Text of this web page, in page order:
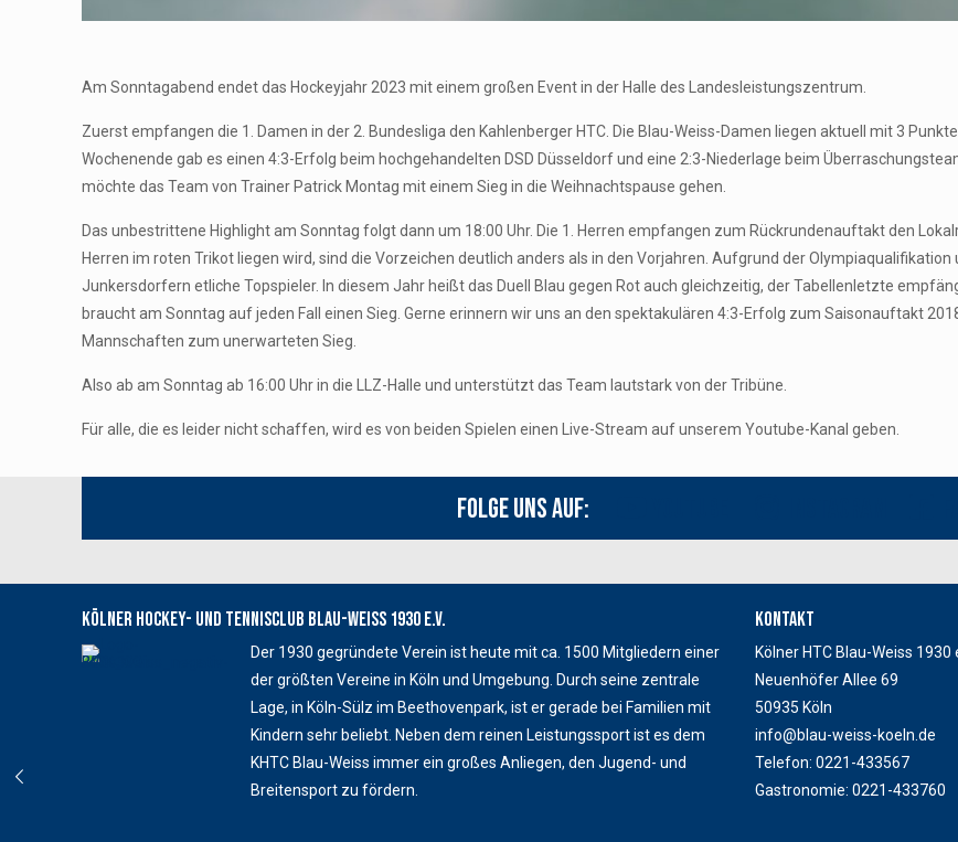
Am Sonntagabend endet das Hockeyjahr 2023 mit einem großen Event in der Halle des Landesleistungszentrum.
Zuerst empfangen die 1. Damen in der 2. Bundesliga den Kahlenberger HTC. Die Blau-Weiss-Damen liegen aktuell mit 3
Wochenende gab es einen 4:3-Erfolg beim hochgehandelten DSD Düsseldorf und eine 2:3-Niederlage beim
möchte das Team von Trainer Patrick Montag mit einem Sieg in die Weihnachtspause gehen.
Das unbestrittene Highlight am Sonntag folgt dann um 18:00 Uhr. Die 1. Herren empfangen zum Rückrundenauftakt den
Herren im roten Trikot liegen wird, sind die Vorzeichen deutlich anders als in den Vorjahren. Aufgrund der
Junkersdorfern etliche Topspieler. In diesem Jahr heißt das Duell Blau gegen Rot auch gleichzeitig, der Tabellenletzte
braucht am Sonntag auf jeden Fall einen Sieg. Gerne erinnern wir uns an den spektakulären 4:3-Erfolg zum Saisonauftakt
Mannschaften zum unerwarteten Sieg.
Also ab am Sonntag ab 16:00 Uhr in die LLZ-Halle und unterstützt das Team lautstark von der Tribüne.
Für alle, die es leider nicht schaffen, wird es von beiden Spielen einen Live-Stream auf unserem Youtube-Kanal geben.
Folge uns auf:
Kölner Hockey- und Tennisclub Blau-Weiss 1930 e.V.
Der 1930 gegründete Verein ist heute mit ca. 1500 Mitgliedern einer
der größten Vereine in Köln und Umgebung. Durch seine zentrale
Lage, in Köln-Sülz im Beethovenpark, ist er gerade bei Familien mit
Kindern sehr beliebt. Neben dem reinen Leistungssport ist es dem
KHTC Blau-Weiss immer ein großes Anliegen, den Jugend- und
Breitensport zu fördern.
Kontakt
Kölner HTC Blau-Weiss 1930
Neuenhöfer Allee 69
50935 Köln
info@blau-weiss-koeln.de
Telefon: 0221-433567
Gastronomie: 0221-433760